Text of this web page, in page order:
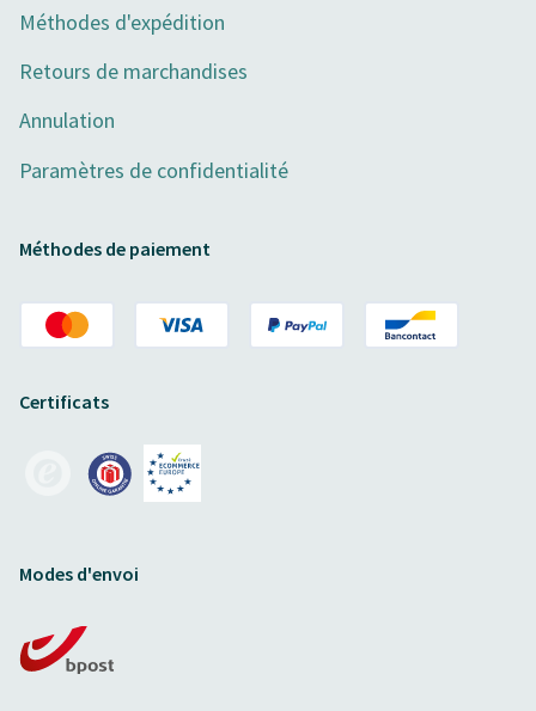
Méthodes d'expédition
Retours de marchandises
Annulation
Paramètres de confidentialité
Méthodes de paiement
Certificats
Modes d'envoi